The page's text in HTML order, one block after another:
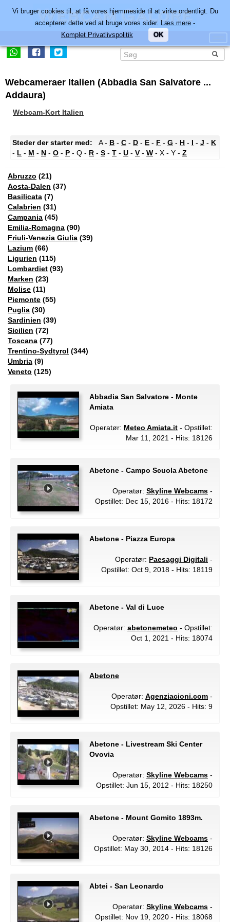
Webcameraer Italien (Abbadia San Salvatore ...
Addaura)
Webcam-Kort Italien
Steder der starter med: A - B - C - D - E - F - G - H - I - J - K
- L - M - N - O - P - Q - R - S - T - U - V- W - X - Y - Z
Abruzzo (21)
Aosta-Dalen (37)
Basilicata (7)
Calabrien (31)
Campania (45)
Emilia-Romagna (90)
Friuli-Venezia Giulia (39)
Lazium (66)
Ligurien (115)
Lombardiet (93)
Marken (23)
Molise (11)
Piemonte (55)
Puglia (30)
Sardinien (39)
Sicilien (72)
Toscana (77)
Trentino-Sydtyrol (344)
Umbria (9)
Veneto (125)
Abbadia San Salvatore - Monte
Amiata
Operatør: Meteo Amiata.it - Opstillet:
Mar 11, 2021 - Hits: 18126
Abetone - Campo Scuola Abetone
Operatør: Skyline Webcams -
Opstillet: Dec 15, 2016 - Hits: 18172
Abetone - Piazza Europa
Operatør: Paesaggi Digitali -
Opstillet: Oct 9, 2018 - Hits: 18119
Abetone - Val di Luce
Operatør: abetonemeteo - Opstillet:
Oct 1, 2021 - Hits: 18074
Abetone
Operatør: Agenziacioni.com -
Opstillet: May 12, 2026 - Hits: 9
Abetone - Livestream Ski Center
Ovovia
Operatør: Skyline Webcams -
Opstillet: Jun 15, 2012 - Hits: 18250
Abetone - Mount Gomito 1893m.
Operatør: Skyline Webcams -
Opstillet: May 30, 2014 - Hits: 18126
Abtei - San Leonardo
Operatør: Skyline Webcams -
Opstillet: Nov 19, 2020 - Hits: 18068
Vi bruger cookies til, at få vores hjemmeside til at virke ordentligt. Du
accepterer dette ved at bruge vores sider. Læs mere -
Komplet Privatlivspolitik
OK